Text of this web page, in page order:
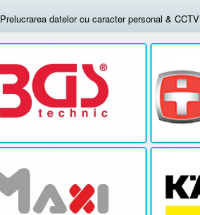
Prelucrarea datelor cu caracter personal & CCTV